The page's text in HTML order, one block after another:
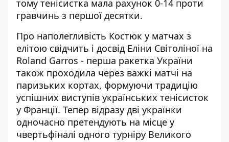
тому тенісистка мала рахунок 0-14 проти
гравчинь з першої десятки.
Про наполегливість Костюк у матчах з
елітою свідчить і досвід Еліни Світоліної на
Roland Garros - перша ракетка України
також проходила через важкі матчі на
паризьких кортах, формуючи традицію
успішних виступів українських тенісисток
у Франції. Тепер відразу дві українки
одночасно претендують на місце у
чвертьфіналі одного турніру Великого